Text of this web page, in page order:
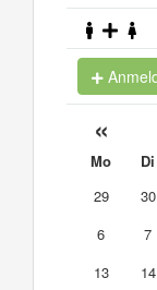
«
Mo Di
29
30
6
7
13
14